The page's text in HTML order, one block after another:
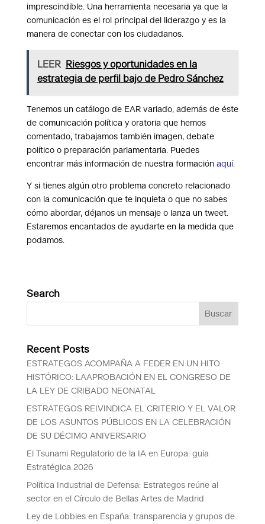
imprescindible. Una herramienta necesaria ya que la
comunicación es el rol principal del liderazgo y es la
manera de conectar con los ciudadanos.
LEER Riesgos y oportunidades en la
estrategia de perfil bajo de Pedro Sánchez
Tenemos un catálogo de EAR variado, además de éste
de comunicación política y oratoria que hemos
comentado, trabajamos también imagen, debate
político o preparación parlamentaria. Puedes
encontrar más información de nuestra formación aquí.
Y si tienes algún otro problema concreto relacionado
con la comunicación que te inquieta o que no sabes
cómo abordar, déjanos un mensaje o lanza un tweet.
Estaremos encantados de ayudarte en la medida que
podamos.
Search
Recent Posts
ESTRATEGOS ACOMPAÑA A FEDER EN UN HITO
HISTÓRICO: LAAPROBACIÓN EN EL CONGRESO DE
LA LEY DE CRIBADO NEONATAL
ESTRATEGOS REIVINDICA EL CRITERIO Y EL VALOR
DE LOS ASUNTOS PÚBLICOS EN LA CELEBRACIÓN
DE SU DÉCIMO ANIVERSARIO
El Tsunami Regulatorio de la IA en Europa: guía
Estratégica 2026
Política Industrial de Defensa: Estrategos reúne al
sector en el Círculo de Bellas Artes de Madrid
Ley de Lobbies en España: transparencia y grupos de